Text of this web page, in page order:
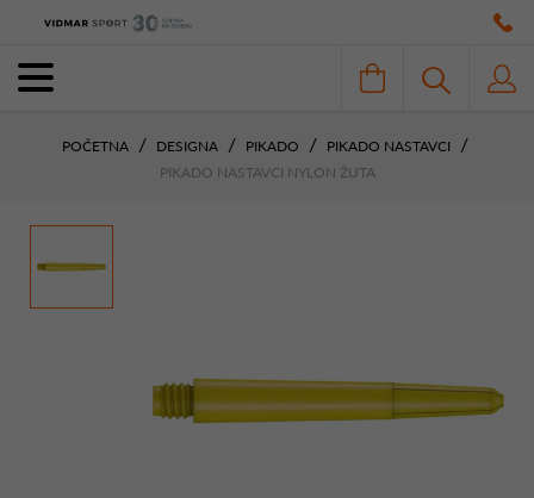
POČETNA DESIGNA PIKADO
PIKADO NASTAVCI
PIKADO NASTAVCI NYLON ŽUTA